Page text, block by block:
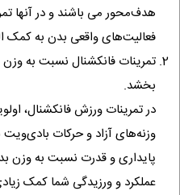
هدف‌محور می باشند و در آنها
فعالیت‌های واقعی بدن به کمک
تمرینات فانکشنال نسبت به
بخشد.
در تمرینات ورزش فانکشنال،
وزنه‌های آزاد و حرکات
پایداری و قدرت نسبت به وزن
عملکرد و ورزیدگی شما کمک